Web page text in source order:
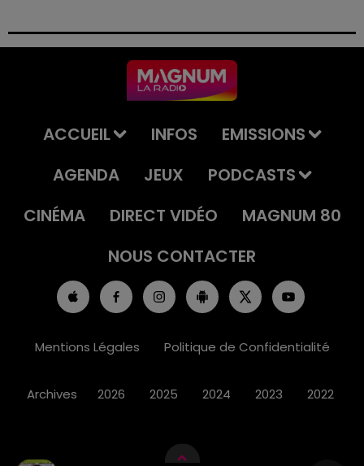
permis et la confiscation de son véhicule.
ACCUEIL INFOS
EMISSIONS
AGENDA
JEUX
PODCASTS
CINÉMA
DIRECT VIDÉO
MAGNUM 80
NOUS CONTACTER
Mentions Légales Politique de Confidentialité
Archives 2026 2025 2024 2023 2022